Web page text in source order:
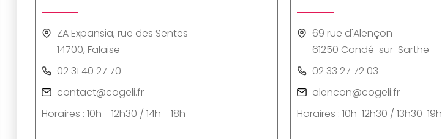
ZA Expansia, rue des Sentes
14700, Falaise
02 31 40 27 70
contact@cogeli.fr
Horaires : 10h - 12h30 / 14h - 18h
69 rue d'Alençon
61250 Condé-sur-Sarthe
02 33 27 72 03
alencon@cogeli.fr
Horaires : 10h-12h30 / 13h30-19h